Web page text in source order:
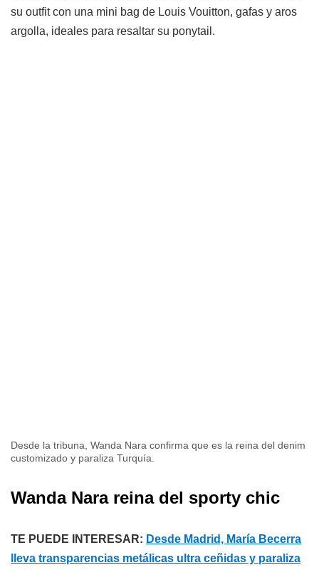
su outfit con una mini bag de Louis Vouitton, gafas y aros
argolla, ideales para resaltar su ponytail.
Desde la tribuna, Wanda Nara confirma que es la reina del denim
customizado y paraliza Turquía.
Wanda Nara reina del sporty chic
TE PUEDE INTERESAR: Desde Madrid, María Becerra
lleva transparencias metálicas ultra ceñidas y paraliza